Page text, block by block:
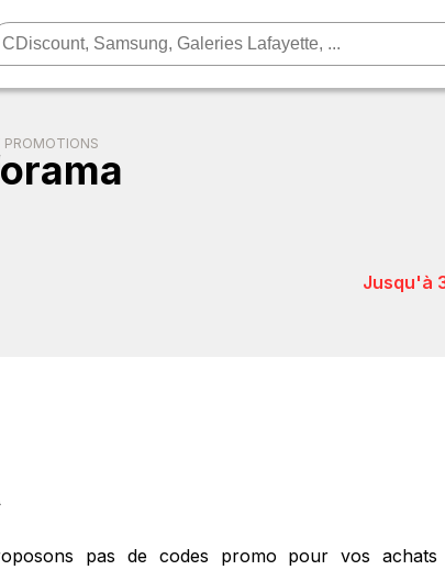
PROMOTIONS
jusqu'à
pas de codes promo pour vos achats